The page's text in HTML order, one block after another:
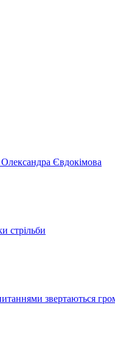
Олександра Євдокімова
стрільби
звертаються